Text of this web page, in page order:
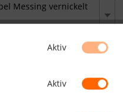
Messing vernickelt
Aktiv
Aktiv